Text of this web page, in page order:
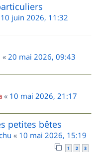
10 juin 2026, 11:32
« 20 mai 2026, 09:43
« 10 mai 2026, 21:17
petites bêtes
« 10 mai 2026, 15:19
1 2 3